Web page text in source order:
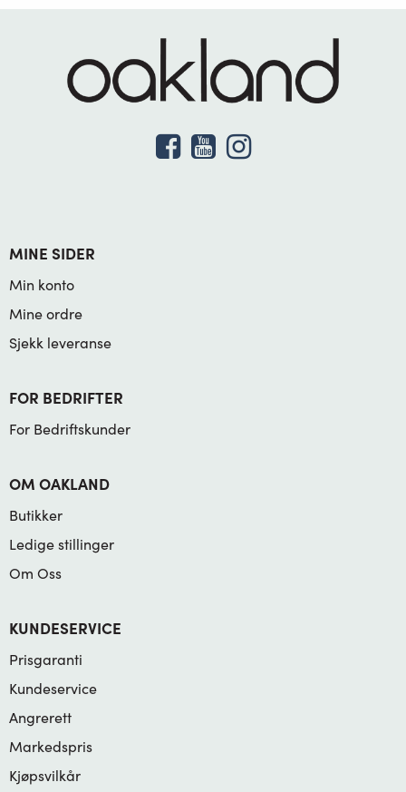
MINE SIDER
Min konto
Mine ordre
Sjekk leveranse
FOR BEDRIFTER
For Bedriftskunder
OM OAKLAND
Butikker
Ledige stillinger
Om Oss
KUNDESERVICE
Prisgaranti
Kundeservice
Angrerett
Markedspris
Kjøpsvilkår